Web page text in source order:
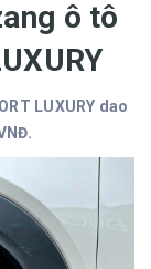
ô tô
LUXURY dao